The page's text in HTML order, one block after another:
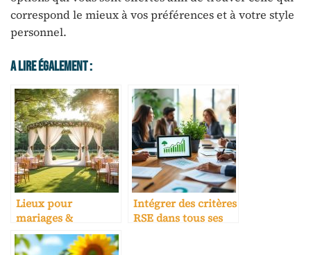
correspond le mieux à vos préférences et à votre style
personnel.
A Lire Également :
Lieux pour
mariages &
réceptions :
sélection experte
Intégrer des critères
RSE dans tous ses